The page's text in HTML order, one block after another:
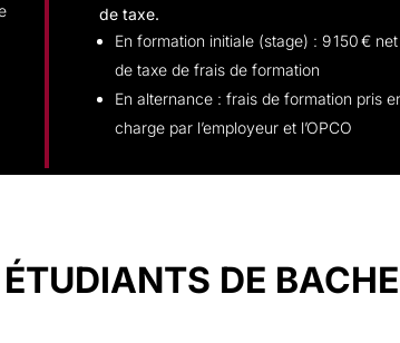
de taxe.
En formation initiale (stage) : 9 150 € net
de taxe de frais de formation
En alternance : frais de formation pris
charge par l’employeur et l’OPCO
DE